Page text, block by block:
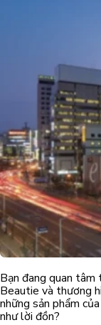
Bạn đang quan
Beautie và thương
những sản phẩm
như lời đồn?